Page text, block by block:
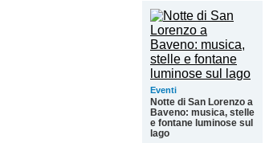
Eventi
Notte di San Lorenzo a
Baveno: musica, stelle
e fontane luminose sul
lago